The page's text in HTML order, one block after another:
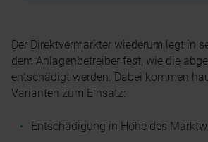
Der Direktvermarkter wiederum legt in
dem Anlagenbetreiber fest, wie die
entschädigt werden. Dabei kommen
Varianten zum Einsatz:
Entschädigung in Höhe des